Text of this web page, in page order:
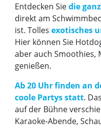
Entdecken Siedie
direkt am
ist. Tolles exotisches
Hier können Sie
aber auch Smoothies,
genießen.
Ab 20 Uhr finden an
coole Partys statt.
auf der Bühne
Karaoke-Abende,